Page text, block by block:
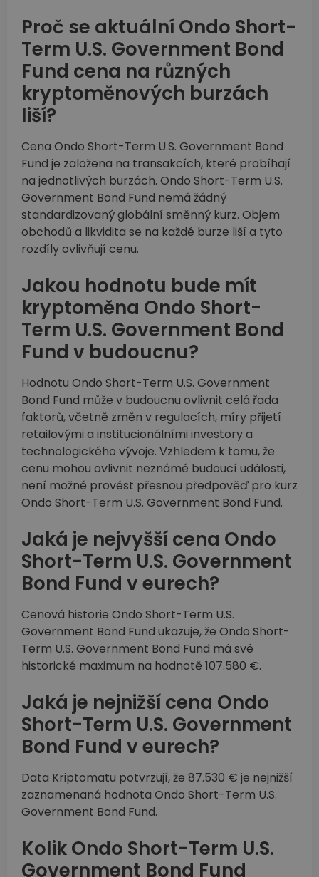
Proč se aktuální Ondo Short-
Term U.S. Government Bond
Fund cena na různých
kryptoměnových burzách
liší?
Cena Ondo Short-Term U.S. Government Bond
Fund je založena na transakcích, které probíhají
na jednotlivých burzách. Ondo Short-Term U.S.
Government Bond Fund nemá žádný
standardizovaný globální směnný kurz. Objem
obchodů a likvidita se na každé burze liší a tyto
rozdíly ovlivňují cenu.
Jakou hodnotu bude mít
kryptoměna Ondo Short-
Term U.S. Government Bond
Fund v budoucnu?
Hodnotu Ondo Short-Term U.S. Government
Bond Fund může v budoucnu ovlivnit celá řada
faktorů, včetně změn v regulacích, míry přijetí
retailovými a institucionálními investory a
technologického vývoje. Vzhledem k tomu, že
cenu mohou ovlivnit neznámé budoucí události,
není možné provést přesnou předpověď pro kurz
Ondo Short-Term U.S. Government Bond Fund.
Jaká je nejvyšší cena Ondo
Short-Term U.S. Government
Bond Fund v eurech?
Cenová historie Ondo Short-Term U.S.
Government Bond Fund ukazuje, že Ondo Short-
Term U.S. Government Bond Fund má své
historické maximum na hodnotě 107.580 €.
Jaká je nejnižší cena Ondo
Short-Term U.S. Government
Bond Fund v eurech?
Data Kriptomatu potvrzují, že 87.530 € je nejnižší
zaznamenaná hodnota Ondo Short-Term U.S.
Government Bond Fund.
Kolik Ondo Short-Term U.S.
Government Bond Fund